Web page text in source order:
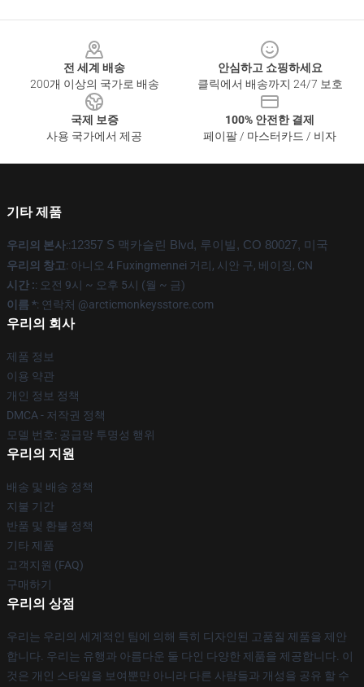
전 세계 배송
200개 이상의 국가로 배송
안심하고 쇼핑하세요
클릭에서 배송까지 24/7 보호
국제 보증
사용 국가에서 제공
100% 안전한 결제
페이팔 / 마스터카드 / 비자
기타 제품
우리의 본사::12357 S 맥카슬린 Blvd, 루이빌, CO 80027, 미국
우리의 창고: 아니오 4 Fuxingmennei 거리, 시안 구, 베이징, CN
시간 :: 오전 9시 ~ 오후 5시 (월 ~ 금)
이름 *: 연락처 @arcticmonkeysstore.com
우리의 회사
제품 정보
이용 약관
개인 정보 정책
DMCA - 저작권 정책
모델 번호: 공급망 투명성 행위
우리의 지원
배송 및 배송 정책
지불 기간
반품 및 환불 정책
기타 제품
고객지원 (FAQ)
구매하기
우리의 상점
우리는 우리의 세계적인 팀에 의해 특히 디자인된 고품질 제품을 제안
합니다. 우리는 유행과 아름다운 둘 다인 다양한 제품을 제공합니다. 이
것은 개인 스타일을 보여뿐만 아니라 다른 사람들과 개성을 공유 할 수